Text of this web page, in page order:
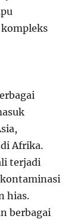
Afrika.
terjadi
hias.
berbagai